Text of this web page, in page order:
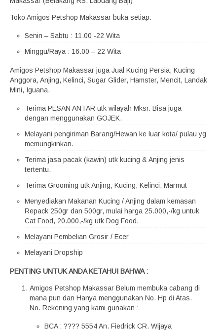
Toko Amigos Petshop Makassar buka setiap:
Senin – Sabtu : 11.00 -22 Wita
Minggu/Raya : 16.00 – 22 Wita
Amigos Petshop Makassar juga Jual Kucing Persia, Kucing
Anggora, Anjing, Kelinci, Sugar Glider, Hamster, Mencit, Landak
Mini, Iguana.
Terima PESAN ANTAR utk wilayah Mksr. Bisa juga
dengan menggunakan GOJEK.
Melayani pengiriman Barang/Hewan ke luar kota/ pulau yg
memungkinkan.
Terima jasa pacak (kawin) utk kucing & Anjing jenis
tertentu.
Terima Grooming utk Anjing, Kucing, Kelinci, Marmut
Menyediakan Makanan Kucing / Anjing dalam kemasan
Repack 250gr dan 500gr, mulai harga 25.000,-/kg untuk
Cat Food, 20.000,-/kg utk Dog Food.
Melayani Pembelian Grosir / Ecer
Melayani Dropship
PENTING UNTUK ANDA KETAHUI BAHWA :
Amigos Petshop Makassar Belum membuka cabang di
mana pun dan Hanya menggunakan No. Hp di Atas.
No. Rekening yang kami gunakan :
BCA : ???? 5554 An. Fiedrick CR. Wijaya